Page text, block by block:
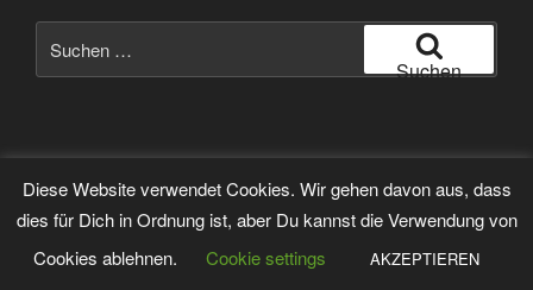
nach:
Suchen
E-Mail Facebook Instagram YouTube
Diese Website verwendet Cookies. Wir gehen davon aus, dass
dies für Dich in Ordnung ist, aber Du kannst die Verwendung von
Cookies ablehnen.
Cookie settings AKZEPTIEREN